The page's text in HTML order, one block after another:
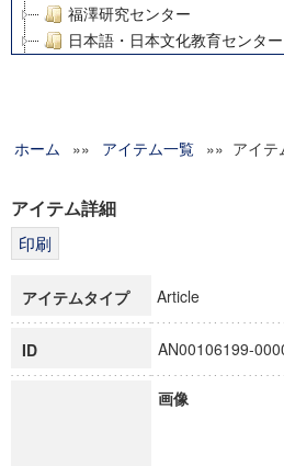
福澤研究センター
日本語・日本文化教育センター
グローバルリサーチインスティ
科学研究費補助金研究成果報告
博士課程教育リーディングプ
ホーム »» アイテム一覧 »» アイテ
アイテム詳細
アイテムタイプ Article
ID AN00106199-
画像